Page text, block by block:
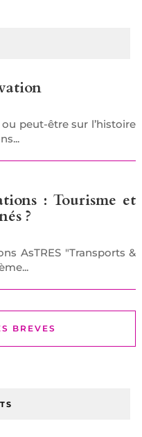
peut-être sur l’histoire
: Tourisme et
?
AsTRES "Transports &
BREVES